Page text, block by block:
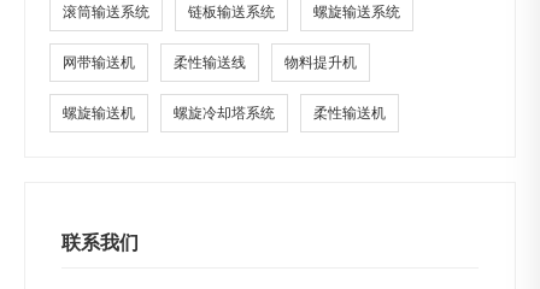
滚筒输送系统 链板输送系统 螺旋输送系统
网带输送机 柔性输送线 物料提升机
螺旋输送机 螺旋冷却塔系统 柔性输送机
联系我们